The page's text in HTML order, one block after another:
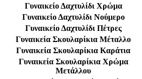
Γυναικείο Δαχτυλίδι Χρώμα
Γυναικείο Δαχτυλίδι Νούμερο
Γυναικείο Δαχτυλίδι Πέτρες
Γυναικεία Σκουλαρίκια Μέταλλο
Γυναικεία Σκουλαρίκια Καράτια
Γυναικεία Σκουλαρίκια Χρώμα
Μετάλλου